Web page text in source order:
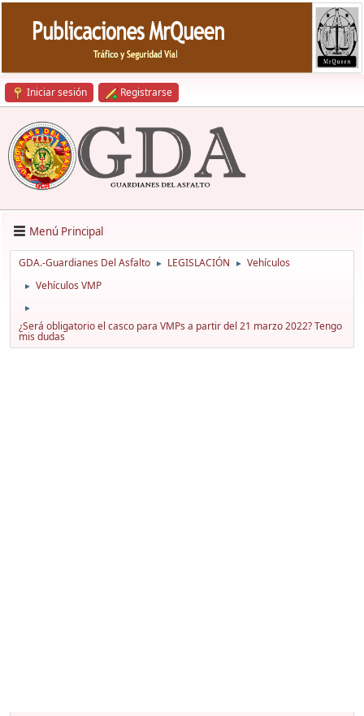
Iniciar sesión Registrarse
Menú Principal
GDA.-Guardianes Del Asfalto ► LEGISLACIÓN ► Vehículos
► Vehículos VMP
►
¿Será obligatorio el casco para VMPs a partir del 21 marzo 2022? Tengo
mis dudas